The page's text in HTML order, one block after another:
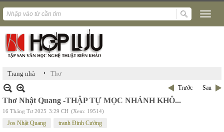
Trang nhà › Thơ
Trước Sau
Thơ Nhật Quang -THẬP TỰ MỌC NHÁNH KHÔ...
16 Tháng Tư 2025 3:29 CH (Xem: 19514)
Jos Nhật Quang tranh Đinh Cường